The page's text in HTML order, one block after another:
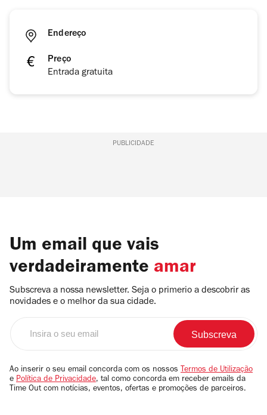
Endereço
Preço
Entrada gratuita
PUBLICIDADE
Um email que vais
verdadeiramente amar
Subscreva a nossa newsletter. Seja o primerio a descobrir as
novidades e o melhor da sua cidade.
email
Ao inserir o seu email concorda com os nossos Termos de Utilização
e Política de Privacidade, tal como concorda em receber emails da
Time Out com notícias, eventos, ofertas e promoções de parceiros.